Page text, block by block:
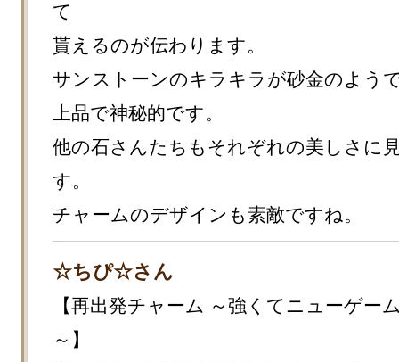
て
貰えるのが伝わります。
サンストーンのキラキラが砂金のよう
上品で神秘的です。
他の石さんたちもそれぞれの美しさに
す。
チャームのデザインも素敵ですね。
☆ちぴ☆さん
【再出発チャーム ～強くてニューゲー
～】